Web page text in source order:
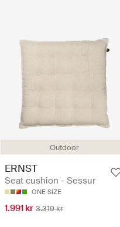
Outdoor
ERNST
Seat cushion - Sessur
ONE SIZE
1.991 kr 3.319 kr